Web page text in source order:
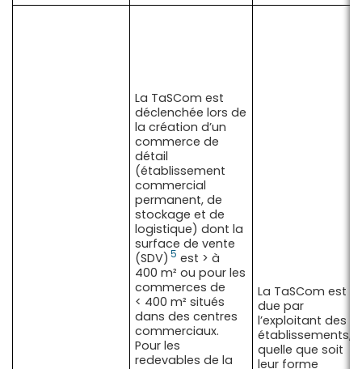
La TaSCom est
déclenchée lors de
la création d’un
commerce de
détail
(établissement
commercial
permanent, de
stockage et de
logistique) dont la
surface de vente
(SDV) 5 est > à
400 m² ou pour les
commerces de
< 400 m² situés
dans des centres
commerciaux.
Pour les
redevables de la
La TaSCom est
due par
l’exploitant des
établissements,
quelle que soit
leur forme